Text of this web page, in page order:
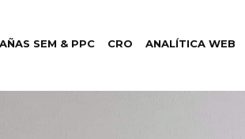
SEM & PPC CRO ANALÍTICA WEB